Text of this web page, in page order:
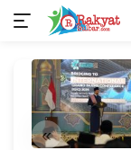
konten
«